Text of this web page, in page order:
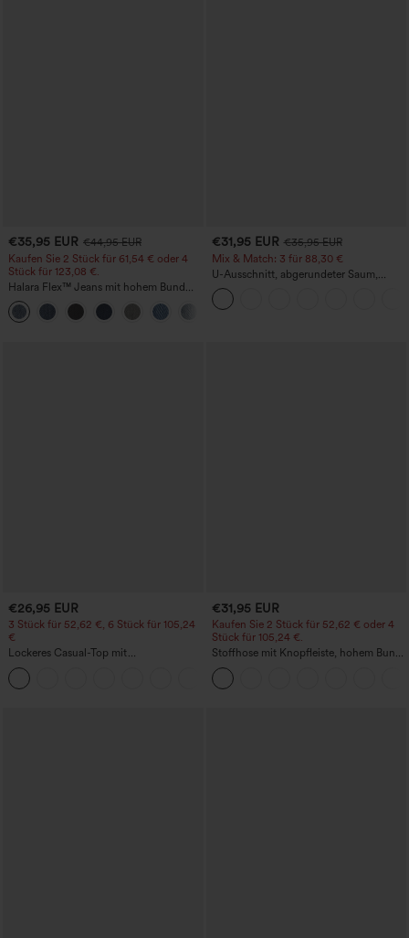
€35,95 EUR €44,95 EUR
Kaufen Sie 2 Stück für 61,54 € oder 4
Stück für 123,08 €.
Halara Flex™ Jeans mit hohem Bund
und Taschen, gewaschener, lässiger
Bootcut
€31,95 EUR €35,95 EUR
Mix & Match: 3 für 88,30 €
U-Ausschnitt, abgerundeter Saum,
InstantCool Yoga-Trägertop – UPF50+
€26,95 EUR
3 Stück für 52,62 €, 6 Stück für 105,24
€
Lockeres Casual-Top mit
Rundhalsausschnitt und
Fledermausärmeln
€31,95 EUR
Kaufen Sie 2 Stück für 52,62 € oder 4
Stück für 105,24 €.
Stoffhose mit Knopfleiste, hohem Bund,
mehreren Taschen und geradem Bein